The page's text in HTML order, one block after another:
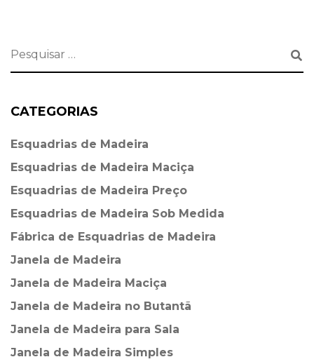
CATEGORIAS
Esquadrias de Madeira⁠
Esquadrias de Madeira Maciça
Esquadrias de Madeira Preço
Esquadrias de Madeira Sob Medida
Fábrica de Esquadrias de Madeira
Janela de Madeira
Janela de Madeira Maciça
Janela de Madeira no Butantã
Janela de Madeira para Sala
Janela de Madeira Simples